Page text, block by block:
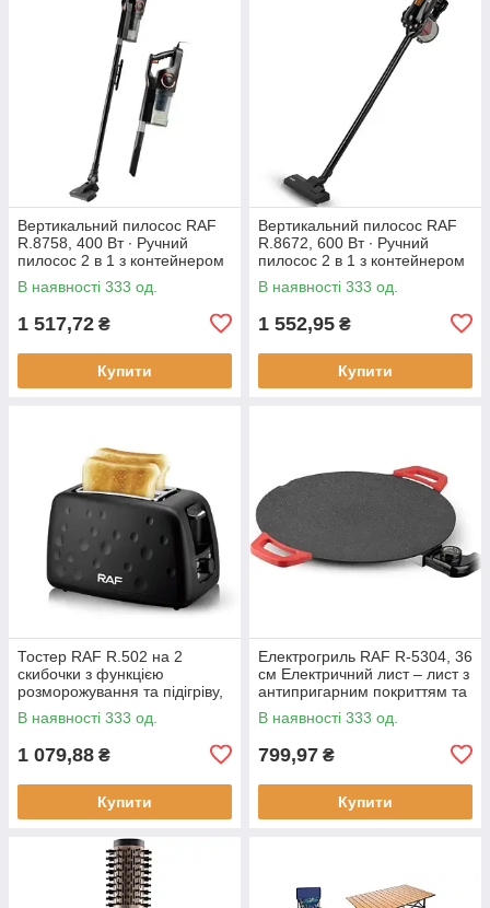
Вертикальний пилосос RAF
R.8758, 400 Вт ∙ Ручний
пилосос 2 в 1 з контейнером
В наявності 333 од.
1 517,72 ₴
Купити
Вертикальний пилосос RAF
R.8672, 600 Вт ∙ Ручний
пилосос 2 в 1 з контейнером
В наявності 333 од.
1 552,95 ₴
Купити
Тостер RAF R.502 на 2
скибочки з функцією
розморожування та підігріву,
930 Вт
В наявності 333 од.
1 079,88 ₴
Купити
Електрогриль RAF R-5304, 36
см Електричний лист – лист з
антипригарним покриттям та
регулюванням температури
смаження, 1800 Вт
В наявності 333 од.
799,97 ₴
Купити